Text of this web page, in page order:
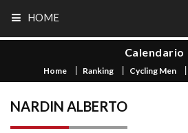
HOME
Calendario
Home Ranking Cycling Men
NARDIN ALBERTO